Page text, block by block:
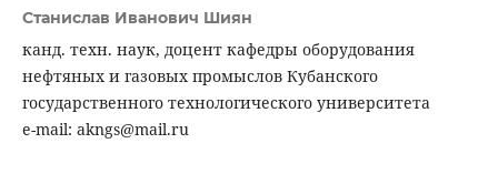
Станислав Иванович Шиян
канд. техн. наук, доцент кафедры оборудования
нефтяных и газовых промыслов Кубанского
государственного технологического университета
e-mail: akngs@mail.ru